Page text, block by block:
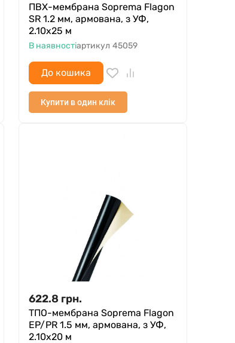
ПВХ-мембрана Soprema Flagon
SR 1.2 мм, армована, з УФ,
2.10х25 м
В наявностіартикул 45059
До кошика
Купити в один клік
622.8 грн.
ТПО-мембрана Soprema Flagon
EP/PR 1.5 мм, армована, з УФ,
2.10х20 м